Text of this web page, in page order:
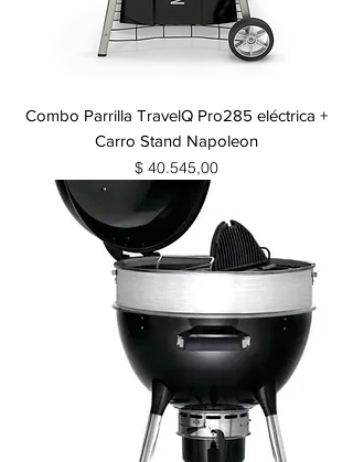
Combo Parrilla TravelQ Pro285 eléctrica +
Carro Stand Napoleon
Precio
$ 40.545,00